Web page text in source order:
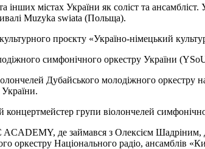
інших містах України як соліст та
Muzyka swiata (Польща).
проєкту «Україно-німецький
симфонічного оркестру України
Дубайського молодіжного
групи віолончелей
ACADEMY, де займався з Олексієм
оркестру Національного радіо, ансамблів